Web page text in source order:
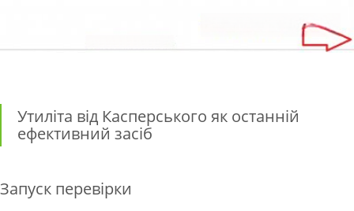
Утиліта від Касперського як останній
ефективний засіб
Запуск перевірки